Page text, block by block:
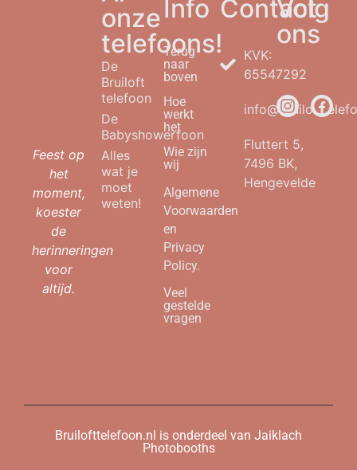
Feest op
het
moment,
koester
de
herinneringen
voor
altijd.
onze
telefoons!
De
Bruiloft
telefoon
De
Babyshowerfoon
Alles
wat je
moet
weten!
Info
Terug
naar
boven
Hoe
werkt
het
Wie zijn
wij
Algemene
Voorwaarden
en
Privacy
Policy.
Veel
gestelde
vragen
Contact
KVK:
65547292
Fluttert 5,
7496 BK,
Hengevelde
Volg
ons
Bruilofttelefoon.nl is onderdeel van Jaiklach
Photobooths